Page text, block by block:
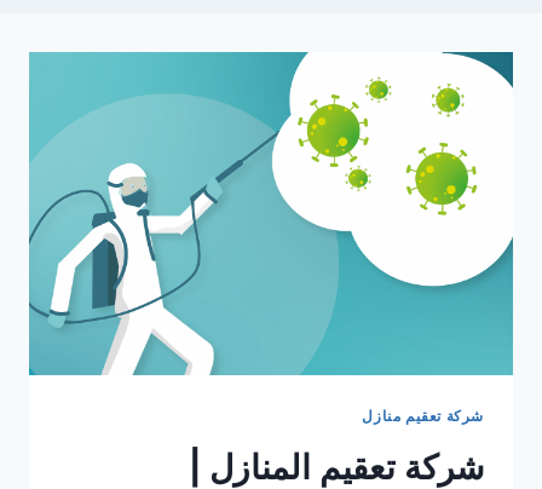
شركة تعقيم منازل
شركة تعقيم المنازل |